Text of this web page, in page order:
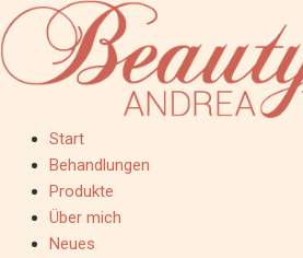
Start
Behandlungen
Produkte
Über mich
Neues